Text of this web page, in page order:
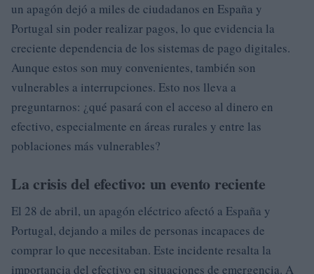
un apagón dejó a miles de ciudadanos en España y
Portugal sin poder realizar pagos, lo que evidencia la
creciente dependencia de los sistemas de pago digitales.
Aunque estos son muy convenientes, también son
vulnerables a interrupciones. Esto nos lleva a
preguntarnos: ¿qué pasará con el acceso al dinero en
efectivo, especialmente en áreas rurales y entre las
poblaciones más vulnerables?
La crisis del efectivo: un evento reciente
El 28 de abril, un apagón eléctrico afectó a España y
Portugal, dejando a miles de personas incapaces de
comprar lo que necesitaban. Este incidente resalta la
importancia del efectivo en situaciones de emergencia. A